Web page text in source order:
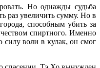
Но однажды судьба
раз увеличить сумму. Но в
способным убить за
спиртного. Именно
силу воли в кулак, он смог